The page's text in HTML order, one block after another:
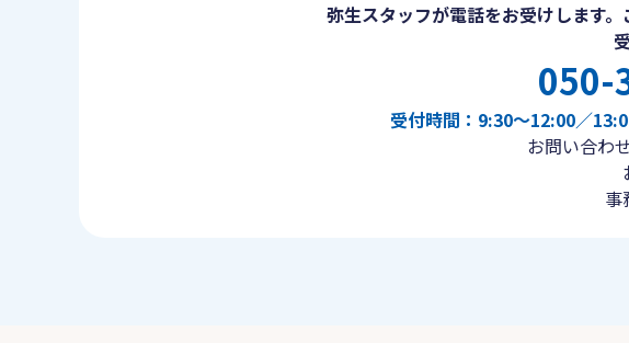
弥生スタッフが電話をお受けします
050-
受付時間：9:30〜12:00／
お問い合わ
事